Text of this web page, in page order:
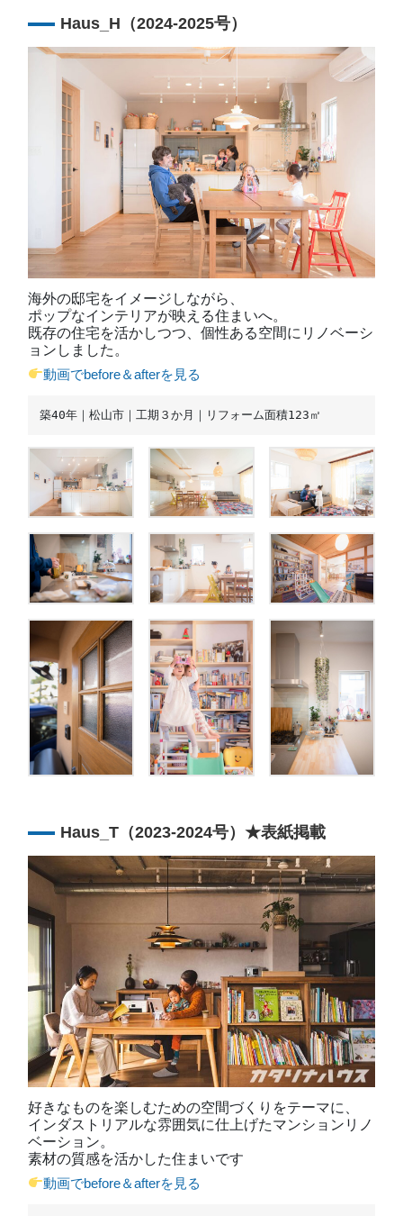
Haus_H（2024-2025号）
海外の邸宅をイメージしながら、
ポップなインテリアが映える住まいへ。
既存の住宅を活かしつつ、個性ある空間にリノベーシ
ョンしました。
動画でbefore＆afterを見る
築40年｜松山市｜工期３か月｜リフォーム面積123㎡
Haus_T（2023-2024号）★表紙掲載
好きなものを楽しむための空間づくりをテーマに、
インダストリアルな雰囲気に仕上げたマンションリノ
ベーション。
素材の質感を活かした住まいです
動画でbefore＆afterを見る